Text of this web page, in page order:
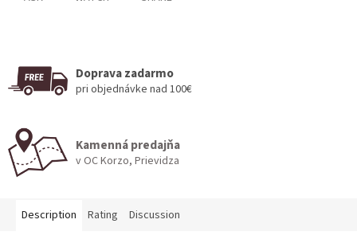
Doprava zadarmo
pri objednávke nad 100€
Kamenná predajňa
v OC Korzo, Prievidza
Description Rating Discussion